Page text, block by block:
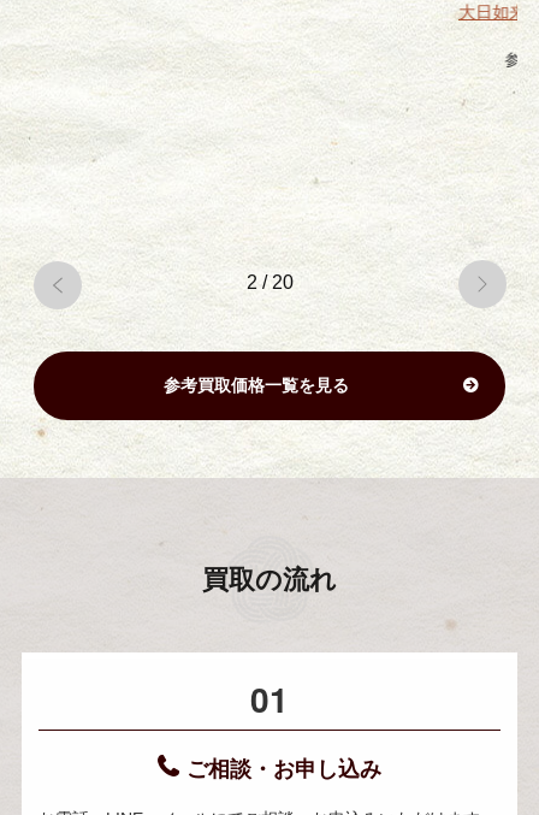
大日如来
参考
2 / 20
参考買取価格一覧を見る
買取の流れ
01
ご相談・お申し込み